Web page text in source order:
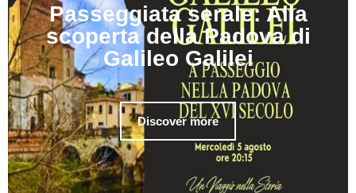
Passeggiata serale: Alla
scoperta della Padova di
Galileo Galilei
Discover more